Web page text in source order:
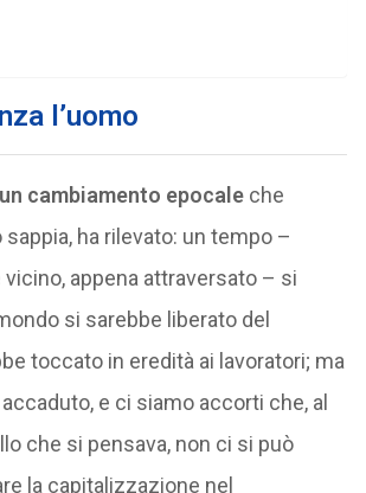
l’uomo
un cambiamento epocaleche
ha rilevato: un tempo –
appena attraversato – si
si sarebbe liberato del
toccato in eredità ai lavoratori; ma
e ci siamo accorti che, al
che si pensava, non ci si può
la capitalizzazione nel